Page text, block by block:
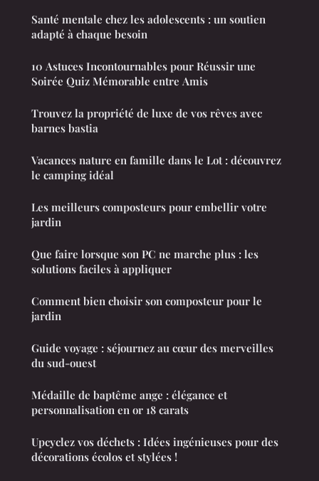
Santé mentale chez les adolescents : un soutien
adapté à chaque besoin
10 Astuces Incontournables pour Réussir une
Soirée Quiz Mémorable entre Amis
Trouvez la propriété de luxe de vos rêves avec
barnes bastia
Vacances nature en famille dans le Lot : découvrez
le camping idéal
Les meilleurs composteurs pour embellir votre
jardin
Que faire lorsque son PC ne marche plus : les
solutions faciles à appliquer
Comment bien choisir son composteur pour le
jardin
Guide voyage : séjournez au cœur des merveilles
du sud-ouest
Médaille de baptême ange : élégance et
personnalisation en or 18 carats
Upcyclez vos déchets : Idées ingénieuses pour des
décorations écolos et stylées !